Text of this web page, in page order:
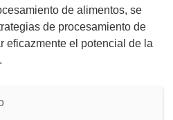
de alimentos, se
de procesamiento de
eficazmente el potencial de la